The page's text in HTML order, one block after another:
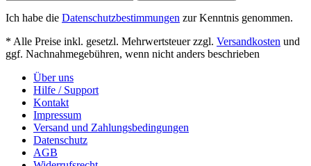
Ich habe die Datenschutzbestimmungen zur Kenntnis genommen.
* Alle Preise inkl. gesetzl. Mehrwertsteuer zzgl. Versandkosten und
ggf. Nachnahmegebühren, wenn nicht anders beschrieben
Über uns
Hilfe / Support
Kontakt
Impressum
Versand und Zahlungsbedingungen
Datenschutz
AGB